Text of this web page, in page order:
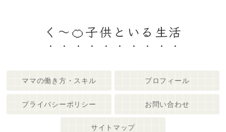
く～🍊子供といる生活
ママの働き方・スキル プロフィール
プライバシーポリシー お問い合わせ
サイトマップ